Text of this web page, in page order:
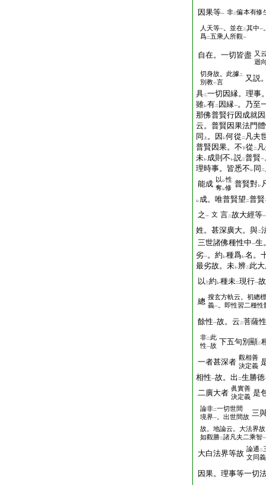
因果等一 非二偏本有修
人天等一 。並在二其中一
爲二五乘人所觀一
自在。一切皆盡 又
迴
切身故。此據 二
別教一言
又説
具二一切因縁。理事
雖レ有二 因縁一。乃至
那佛普賢行因成就
云。普賢因果法門
同
上 。因 レ何從 二 凡夫
普賢因果。不下從 二
未レ成則不 レ説二普賢一
理時事。皆悉不 レ 同 二
能成 以 レ性
奪レ修 普賢對レ
レ成。唯普賢望 二普賢
之 一 文 言二故大經等一
姓。甚深廣大。與二
三世諸佛種性中一生
劣一。約 レ種爲レ名。
最劣故。未レ辨二 此
以三約 レ種未二現行一故
總 搜玄方軌云。初總標
義一 。即性習二種性
餘性一故。云 二菩薩性
非二 此
性一故 下五句別顯二
一者甚深者 觀相善
決定義
相性一故。出 二生勝徳
二廣大者 眞實善
決定義 是
論非二一切世間
境界一 。出世間故 三
故。地論云。大法界
如觀勝二諸凡夫二乘智一
大白法界等故 論通 二
文同
因果。理事等一切